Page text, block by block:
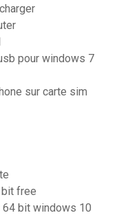
pour windows 7
sur carte sim
free
bit windows 10